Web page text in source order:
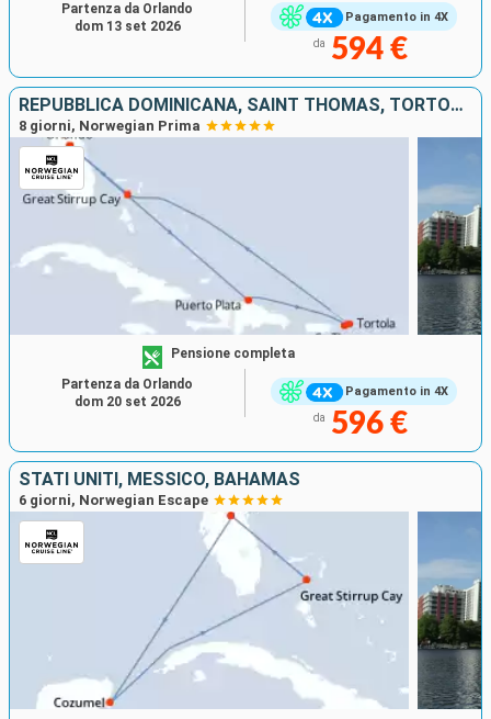
Pagamento in 4X
da 594 €
Partenza da Orlando
dom 13 set 2026
REPUBBLICA DOMINICANA, SAINT THOMAS, TORTOLA, BAHAMAS, STATI UNITI
8 giorni, Norwegian Prima
Pagamento in 4X
Pensione completa
da 596 €
Partenza da Orlando
dom 20 set 2026
STATI UNITI, MESSICO, BAHAMAS
6 giorni, Norwegian Escape